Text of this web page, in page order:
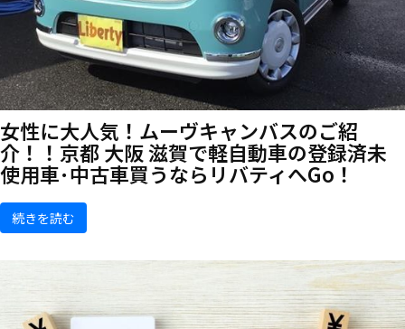
女性に大人気！ムーヴキャンバスのご紹
介！！京都 大阪 滋賀で軽自動車の登録済未
使用車･中古車買うならリバティへGo！
続きを読む